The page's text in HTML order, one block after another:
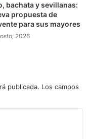
bachata y sevillanas:
propuesta de
para sus mayores
2026
publicada. Los campos